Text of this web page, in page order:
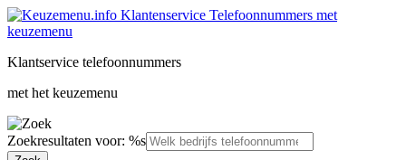
Klantservice telefoonnummers
met het keuzemenu
Zoekresultaten voor: %s